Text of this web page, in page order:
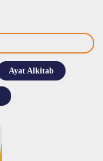
Ayat Alkitab